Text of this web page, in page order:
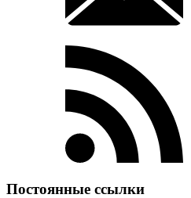
Постоянные ссылки